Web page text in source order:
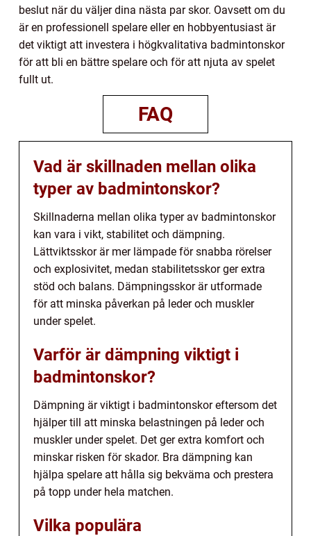
beslut när du väljer dina nästa par skor. Oavsett om du
är en professionell spelare eller en hobbyentusiast är
det viktigt att investera i högkvalitativa badmintonskor
för att bli en bättre spelare och för att njuta av spelet
fullt ut.
FAQ
Vad är skillnaden mellan olika
typer av badmintonskor?
Skillnaderna mellan olika typer av badmintonskor
kan vara i vikt, stabilitet och dämpning.
Lättviktsskor är mer lämpade för snabba rörelser
och explosivitet, medan stabilitetsskor ger extra
stöd och balans. Dämpningsskor är utformade
för att minska påverkan på leder och muskler
under spelet.
Varför är dämpning viktigt i
badmintonskor?
Dämpning är viktigt i badmintonskor eftersom det
hjälper till att minska belastningen på leder och
muskler under spelet. Det ger extra komfort och
minskar risken för skador. Bra dämpning kan
hjälpa spelare att hålla sig bekväma och prestera
på topp under hela matchen.
Vilka populära